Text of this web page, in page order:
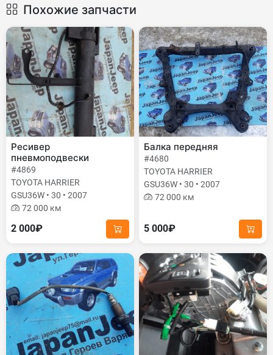
Похожие запчасти
Ресивер
пневмоподвески
#4869
TOYOTA HARRIER
GSU36W • 30 • 2007
72 000 км
2 000₽
Балка передняя
#4680
TOYOTA HARRIER
GSU36W • 30 • 2007
72 000 км
5 000₽